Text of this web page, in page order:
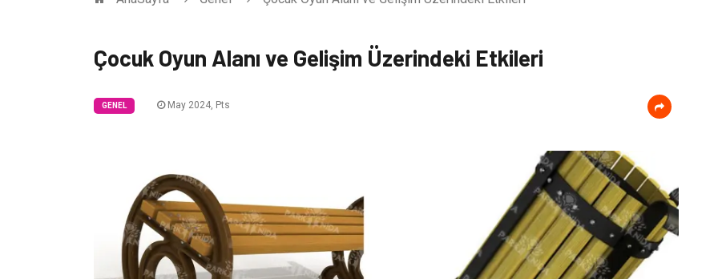
Çocuk Oyun Alanı ve Gelişim Üzerindeki Etkileri
GENEL May 2024, Pts